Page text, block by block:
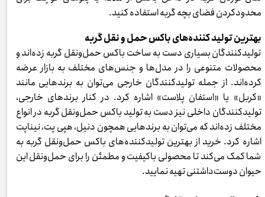
محدودکردن فضای بچه گربه استفاده کنید.
بهترین تولید کننده‌های باکس حمل و نقل گربه
تولیدکنندگان بسیاری دست به ساخت باکس حمل‌ونقل گربه زده‌اند و
محصولات متنوعی را در مدل‌ها و جنس‌های مختلف به بازار عرضه
کرده‌اند. از جمله تولیدکنندگان خارجی می‌توان به برندهایی مانند
«کربل» یا «استفان پلاست» اشاره کرد. در کنار برندهای خارجی،
تولیدکنندگان داخلی نیز دست به تولید باکس حمل‌ونقل گربه در انواع
مختلف زده‌اند که می‌توان به برندهایی همچون دنیل، هپی پت، نیناپت
اشاره کرد. خرید از بهترین تولیدکننده‌های باکس حمل‌ونقل گربه به
شما کمک می‌کند تا محصولی باکیفیت و مطمئن را برای حمل‌ونقل این
حیوان دوست‌داشتنی تهیه نمایید.